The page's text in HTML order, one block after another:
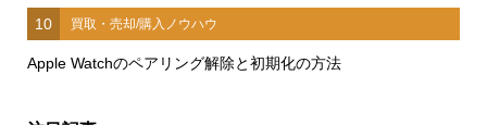
10 買取・売却/購入ノウハウ
Apple Watchのペアリング解除と初期化の方法